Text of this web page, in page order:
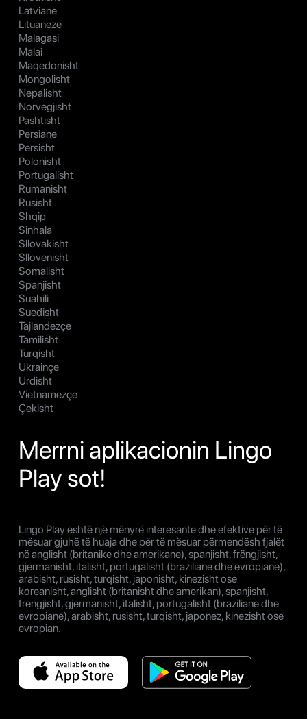
Latviane
Lituaneze
Malagasi
Malai
Maqedonisht
Mongolisht
Nepalisht
Norvegjisht
Pashtisht
Persiane
Persisht
Polonisht
Portugalisht
Rumanisht
Rusisht
Shqip
Sinhala
Sllovakisht
Sllovenisht
Somalisht
Spanjisht
Suahili
Suedisht
Tajlandezçe
Tamilisht
Turqisht
Ukrainçe
Urdisht
Vietnamezçe
Çekisht
Merrni aplikacionin Lingo
Play sot!
Lingo Play është një mënyrë interesante dhe efektive për të
mësuar gjuhë të huaja dhe për të mësuar përmendësh fjalët
në anglisht (britanike dhe amerikane), spanjisht, frëngjisht,
gjermanisht, italisht, portugalisht (braziliane dhe evropiane),
arabisht, rusisht, turqisht, japonisht, kinezisht ose
koreanisht, anglisht (britanisht dhe amerikan), spanjisht,
frëngjisht, gjermanisht, italisht, portugalisht (braziliane dhe
evropiane), arabisht, rusisht, turqisht, japonez, kinezisht ose
evropian.